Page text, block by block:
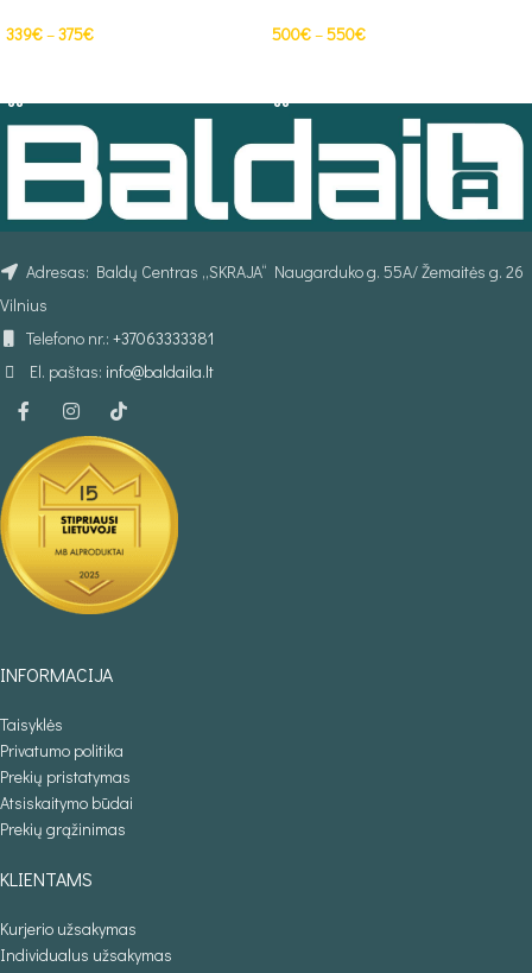
339€–375€ 500€–550€
Adresas: Baldų Centras „SKRAJA“ Naugarduko g. 55A/ Žemaitės g. 26
Vilnius
Telefono nr.: +37063333381
El. paštas: info@baldaila.lt
INFORMACIJA
Taisyklės
Privatumo politika
Prekių pristatymas
Atsiskaitymo būdai
Prekių grąžinimas
KLIENTAMS
Kurjerio užsakymas
Individualus užsakymas